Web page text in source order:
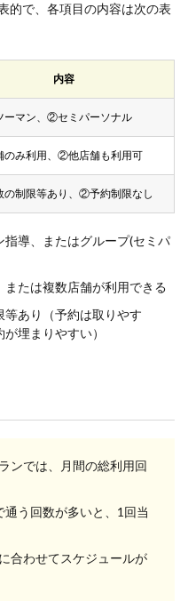
的で、各項目の内容は次の表
内容
マン、②セミパーソナル
み利用、②他店舗も利用可
制限等あり、②予約制限なし
指導、またはグループ(セミパ
たは複数店舗が利用できる
あり（予約は取りやす
埋まりやすい）
ンでは、月間の総利用回
通う回数が多いと、1回当
合わせてスケジュールが